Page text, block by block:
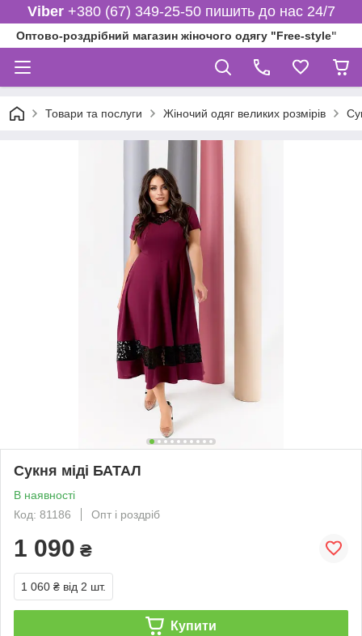
Viber+380 (67) 349-25-50 пишить до нас 24/7
Оптово-роздрібний магазин жіночого одягу "Free-style"
Товари та послуги Жіночий одяг великих розмірів
Сукня міді БАТАЛ
В наявності
Код: 81186
Опт і роздріб
1 090 ₴
1 060 ₴ від 2 шт.
Купити